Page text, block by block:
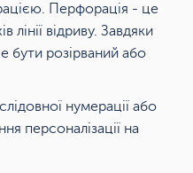
Перфорація - це
відриву. Завдяки
бути розірваний або
нумерації або
персоналізації на